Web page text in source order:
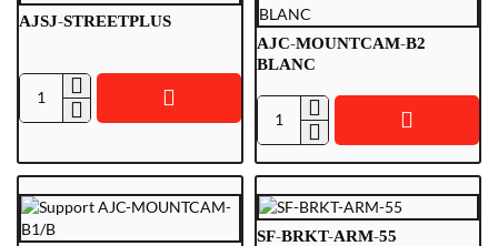
VA/360
W
-
secours
AJSJ-STREETPLUS
AJSJ-
AJC-MOUNTCAM-B2
BLANC
AJC-
B2
BLANC
SF-BRKT-ARM-55